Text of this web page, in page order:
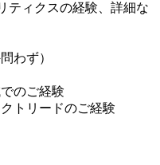
ティクスの経験、詳細な
わず）
のご経験
トリードのご経験